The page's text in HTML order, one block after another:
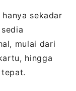
sekadar
mulai dari
hingga